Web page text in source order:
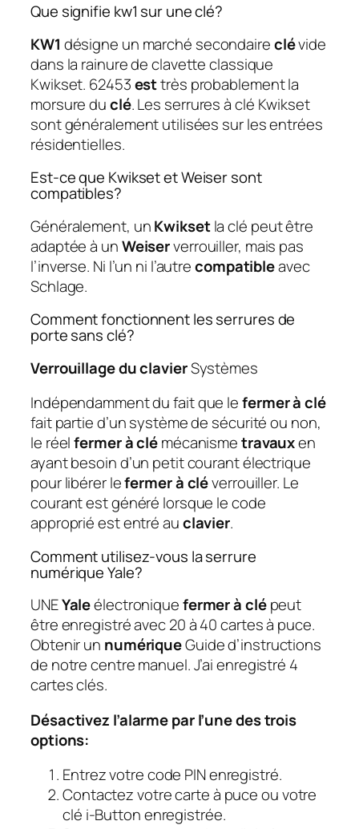
Que signifie kw1 sur une clé?
KW1 désigne un marché secondaireclévide
dans la rainure de clavette classique
Kwikset. 62453esttrès probablement la
morsure duclé. Les serrures à clé Kwikset
sont généralement utilisées sur les entrées
résidentielles.
Est-ce que Kwikset et Weiser sont
compatibles?
Généralement, unKwiksetla clé peut être
adaptée à unWeiserverrouiller, mais pas
l’inverse. Ni l’un ni l’autrecompatibleavec
Schlage.
Comment fonctionnent les serrures de
porte sans clé?
Verrouillage du clavierSystèmes
Indépendamment du fait que lefermer à clé
fait partie d’un système de sécurité ou non,
le réelfermer à clémécanismetravauxen
ayant besoin d’un petit courant électrique
pour libérer lefermer à cléverrouiller. Le
courant est généré lorsque le code
approprié est entré auclavier.
Comment utilisez-vous la serrure
numérique Yale?
UNEYaleélectroniquefermer à clépeut
être enregistré avec 20 à 40 cartes à puce.
Obtenir un numériqueGuide d’instructions
de notre centre manuel. J’ai enregistré 4
cartes clés.
Désactivez l’alarme par l’une des trois
options:
Entrez votre code PIN enregistré.
Contactez votre carte à puce ou votre
clé i-Button enregistrée.